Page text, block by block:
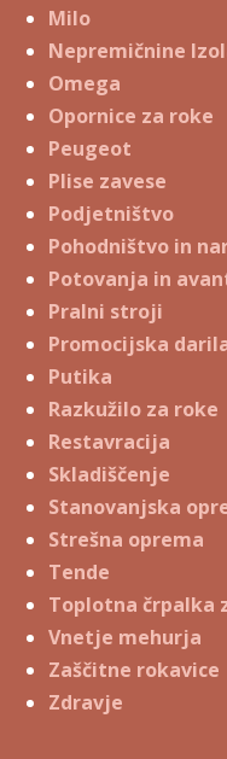
Milo
Nepremičnine
Omega
Opornice za roke
Peugeot
Plise zavese
Podjetništvo
Pohodništvo in
Potovanja in
Pralni stroji
Promocijska
Putika
Razkužilo za roke
Restavracija
Skladiščenje
Stanovanjska
Strešna oprema
Tende
Toplotna črpalka
Vnetje mehurja
Zaščitne rokavice
Zdravje